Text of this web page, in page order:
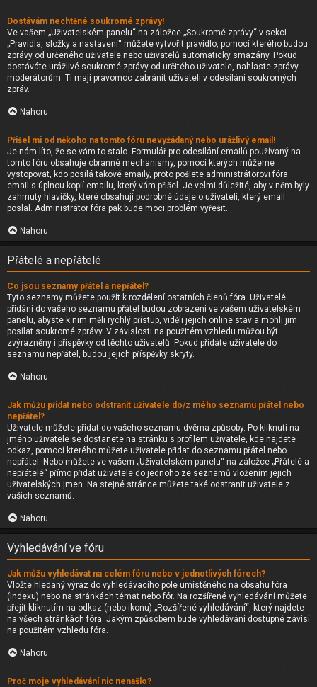
Dostávám nechtěné soukromé zprávy!
Ve vašem „Uživatelském panelu“ na záložce „Soukromé zprávy“ v sekci
„Pravidla, složky a nastavení“ můžete vytvořit pravidlo, pomocí kterého budou
zprávy od určeného uživatele nebo uživatelů automaticky smazány. Pokud
dostáváte urážlivé soukromé zprávy od určitého uživatele, nahlaste zprávy
moderátorům. Ti mají pravomoc zabránit uživateli v odesílání soukromých
zpráv.
Nahoru
Přišel mi od někoho na tomto fóru nevyžádaný nebo urážlivý email!
Je nám líto, že se vám to stalo. Formulář pro odesílání emailů používaný na
tomto fóru obsahuje obranné mechanismy, pomocí kterých můžeme
vystopovat, kdo posílá takové emaily, proto pošlete administrátorovi fóra
email s úplnou kopií emailu, který vám přišel. Je velmi důležité, aby v něm byly
zahrnuty hlavičky, které obsahují podrobné údaje o uživateli, který email
poslal. Administrátor fóra pak bude moci problém vyřešit.
Nahoru
Přátelé a nepřátelé
Co jsou seznamy přátel a nepřátel?
Tyto seznamy můžete použít k rozdělení ostatních členů fóra. Uživatelé
přidáni do vašeho seznamu přátel budou zobrazeni ve vašem uživatelském
panelu, abyste k nim měli rychlý přístup, viděli jejich online stav a mohli jim
posílat soukromé zprávy. V závislosti na použitém vzhledu můžou být
zvýrazněny i příspěvky od těchto uživatelů. Pokud přidáte uživatele do
seznamu nepřátel, budou jejich příspěvky skryty.
Nahoru
Jak můžu přidat nebo odstranit uživatele do/z mého seznamu přátel nebo
nepřátel?
Uživatele můžete přidat do vašeho seznamu dvěma způsoby. Po kliknutí na
jméno uživatele se dostanete na stránku s profilem uživatele, kde najdete
odkaz, pomocí kterého můžete uživatele přidat do seznamu přátel nebo
nepřátel. Nebo můžete ve vašem „Uživatelském panelu“ na záložce „Přátelé a
nepřátelé“ přímo přidat uživatele do jednoho ze seznamů vložením jejich
uživatelských jmen. Na stejné stránce můžete také odstranit uživatele z
vašich seznamů.
Nahoru
Vyhledávání ve fóru
Jak můžu vyhledávat na celém fóru nebo v jednotlivých fórech?
Vložte hledaný výraz do vyhledávacího pole umístěného na obsahu fóra
(indexu) nebo na stránkách témat nebo fór. Na rozšířené vyhledávání můžete
přejít kliknutím na odkaz (nebo ikonu) „Rozšířené vyhledávání“, který najdete
na všech stránkách fóra. Jakým způsobem bude vyhledávání dostupné závisí
na použitém vzhledu fóra.
Nahoru
Proč moje vyhledávání nic nenašlo?